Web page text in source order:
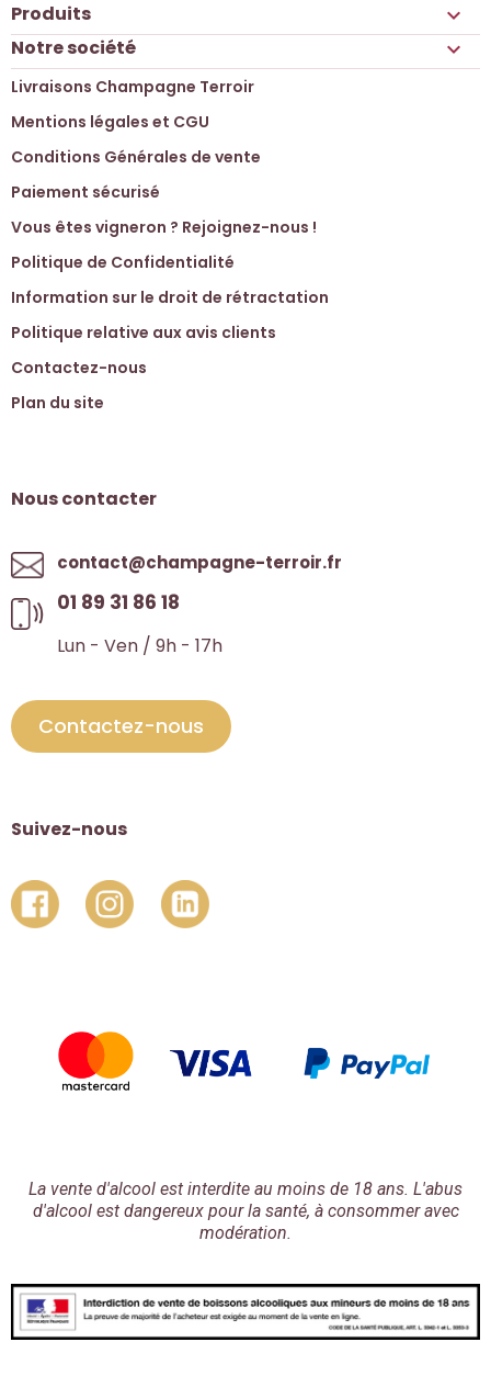
Produits 
Notre société 
Livraisons Champagne Terroir
Mentions légales et CGU
Conditions Générales de vente
Paiement sécurisé
Vous êtes vigneron ? Rejoignez-nous !
Politique de Confidentialité
Information sur le droit de rétractation
Politique relative aux avis clients
Contactez-nous
Plan du site
Nous contacter
contact@champagne-terroir.fr
01 89 31 86 18
Lun - Ven / 9h - 17h
Contactez-nous
Suivez-nous
La vente d'alcool est interdite au moins de 18 ans. L'abus
d'alcool est dangereux pour la santé, à consommer avec
modération.